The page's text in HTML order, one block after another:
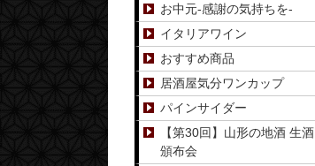
お中元-感謝の気持ちを-
イタリアワイン
おすすめ商品
居酒屋気分ワンカップ
パインサイダー
【第30回】山形の地酒 生酒
頒布会